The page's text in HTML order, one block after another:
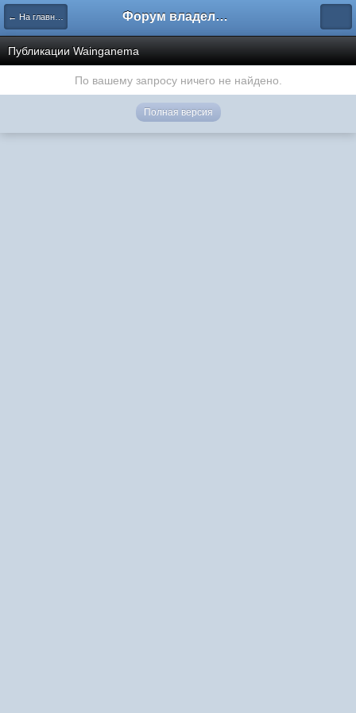
← На главную Форум владельцев интернет-магазинов
Публикации Wainganema
По вашему запросу ничего не найдено.
Полная версия